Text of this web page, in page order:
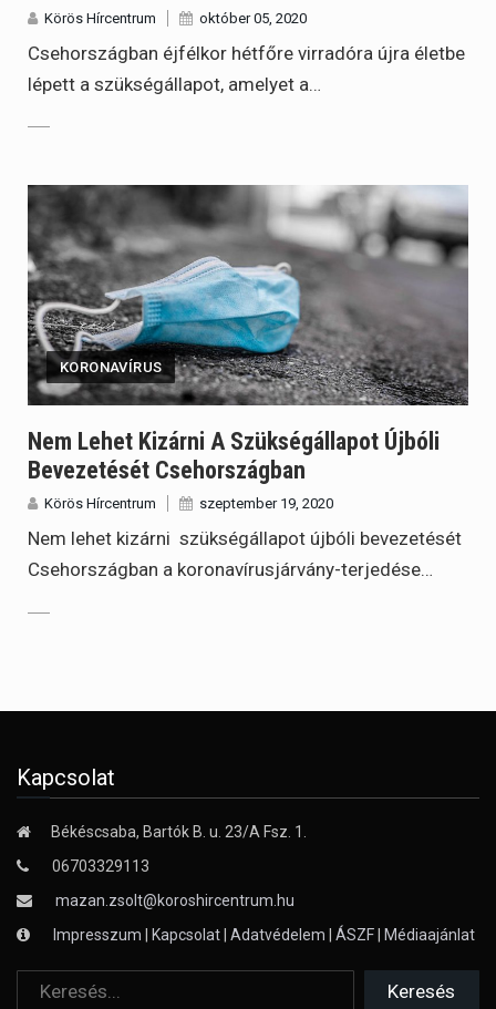
Körös Hírcentrum október 05, 2020
Csehországban éjfélkor hétfőre virradóra újra életbe
lépett a szükségállapot, amelyet a…
KORONAVÍRUS
Nem Lehet Kizárni A Szükségállapot Újbóli
Bevezetését Csehországban
Körös Hírcentrum szeptember 19, 2020
Nem lehet kizárni szükségállapot újbóli bevezetését
Csehországban a koronavírusjárvány-terjedése…
Kapcsolat
Békéscsaba, Bartók B. u. 23/A Fsz. 1.
06703329113
mazan.zsolt@koroshircentrum.hu
Impresszum | Kapcsolat| Adatvédelem | ÁSZF| Médiaajánlat